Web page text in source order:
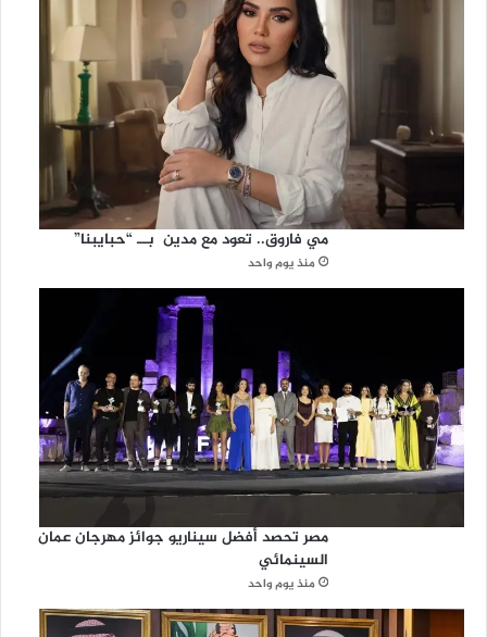
مي فاروق.. تعود مع مدين بــ “حبايبنا”
منذ يوم واحد
مصر تحصد أفضل سيناريو جوائز مهرجان عمان
السينمائي
منذ يوم واحد